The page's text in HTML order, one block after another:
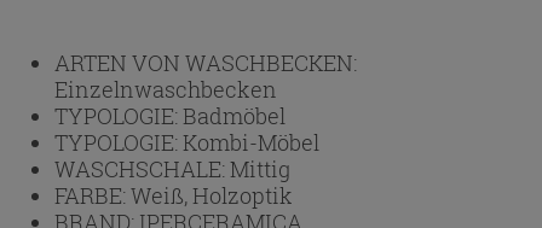
ARTEN VON WASCHBECKEN:
Einzelnwaschbecken
TYPOLOGIE:Badmöbel
TYPOLOGIE:Kombi-Möbel
WASCHSCHALE:Mittig
FARBE:Weiß, Holzoptik